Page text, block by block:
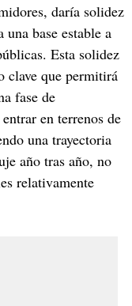
daría solidez
base estable a
Esta solidez
clave que permitirá
fase de
en terrenos de
una trayectoria
año tras año, no
relativamente